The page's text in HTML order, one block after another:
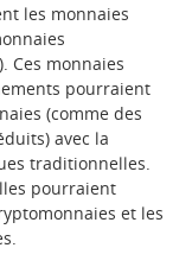
les monnaies
Ces monnaies
pourraient
(comme des
avec la
traditionnelles.
pourraient
et les